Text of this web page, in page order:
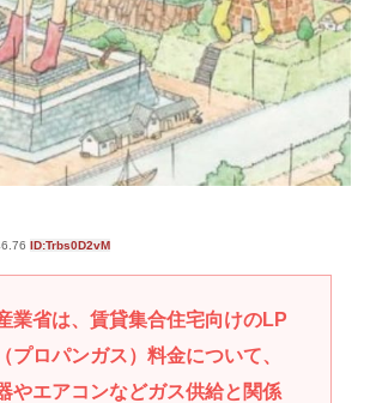
ID:Trbs0D2vM
業省は、賃貸集合住宅向けのLP
プロパンガス）料金について、
やエアコンなどガス供給と関係